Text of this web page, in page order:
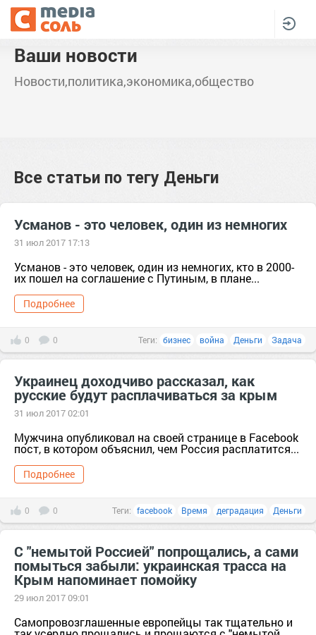
Ваши новости
Новости,политика,экономика,общество
Все статьи по тегу Деньги
Усманов - это человек, один из немногих
31 июл 2017 17:13
Усманов - это человек, один из немногих, кто в 2000-
их пошел на соглашение с Путиным, в плане...
Подробнее
0 0 Теги: бизнес война Деньги Задача
Украинец доходчиво рассказал, как
русские будут расплачиваться за крым
31 июл 2017 02:01
Мужчина опубликовал на своей странице в Facebook
пост, в котором объяснил, чем Россия расплатится...
Подробнее
0 0 Теги: facebook Время деградация Деньги
С "немытой Россией" попрощались, а сами
помыться забыли: украинская трасса на
Крым напоминает помойку
29 июл 2017 09:01
Самопровозглашенные европейцы так тщательно и